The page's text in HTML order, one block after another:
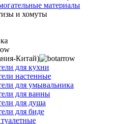
материалы
и хомуты
Китай)
для кухни
настенные
для умывальника
для ванны
для душа
для биде